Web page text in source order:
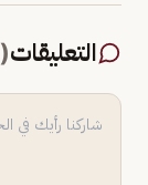
التعليقات(